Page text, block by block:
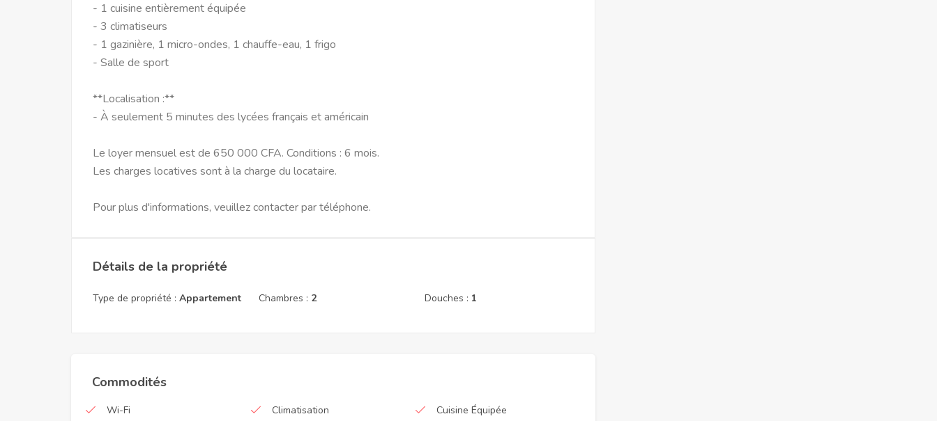
- 1 cuisine entièrement équipée
- 3 climatiseurs
- 1 gazinière, 1 micro-ondes, 1 chauffe-eau, 1 frigo
- Salle de sport
**Localisation :**
- À seulement 5 minutes des lycées français et américain
Le loyer mensuel est de 650 000 CFA. Conditions : 6 mois.
Les charges locatives sont à la charge du locataire.
Pour plus d'informations, veuillez contacter par téléphone.
Détails de la propriété
Type de propriété : Appartement Chambres : 2 Douches : 1
Commodités
Wi-Fi Climatisation Cuisine Équipée